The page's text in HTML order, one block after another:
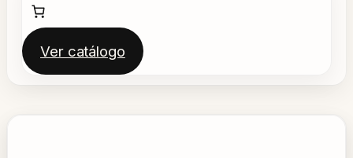
Ver catálogo